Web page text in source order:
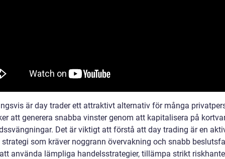
är day trader ett attraktivt alternativ för många
att generera snabba vinster genom att kapitalisera på
Det är viktigt att förstå att day trading är en
som kräver noggrann övervakning och snabb
använda lämpliga handelsstrategier, tillämpa strikt